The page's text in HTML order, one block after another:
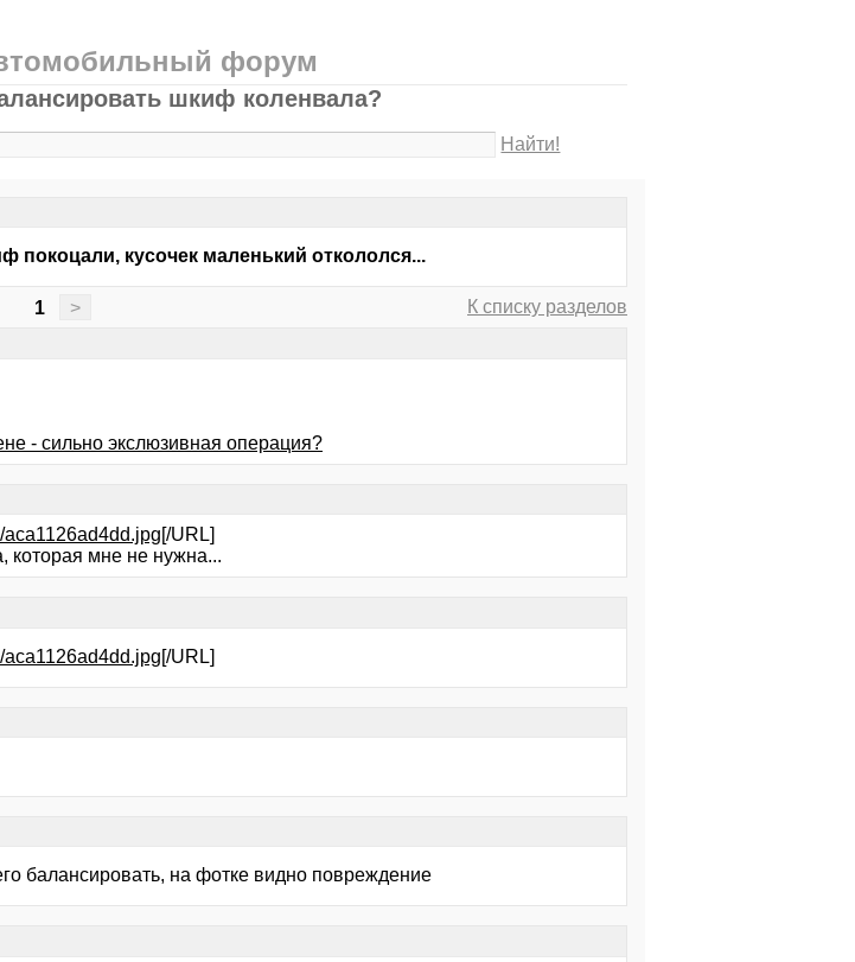
форум
шкиф коленвала?
Найти!
покоцали, кусочек маленький откололся...
1 >
К списку разделов
- сильно экслюзивная операция?
[/URL]
которая мне не нужна...
[/URL]
балансировать, на фотке видно повреждение